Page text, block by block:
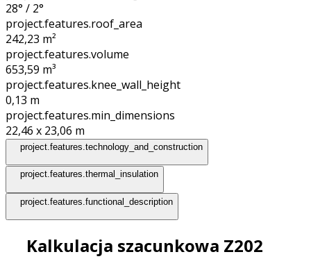
28° / 2°
project.features.roof_area
242,23 m²
project.features.volume
653,59 m³
project.features.knee_wall_height
0,13 m
project.features.min_dimensions
22,46 x 23,06 m
project.features.technology_and_construction
project.features.thermal_insulation
project.features.functional_description
Kalkulacja szacunkowa Z202